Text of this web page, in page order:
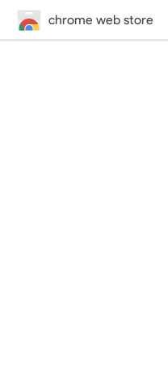
chrome web store